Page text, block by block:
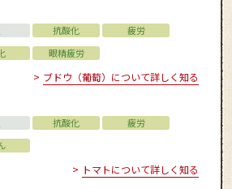
抗酸化
疲労
眼精疲労
ブドウ（葡萄）について詳しく知る
抗酸化
疲労
トマトについて詳しく知る